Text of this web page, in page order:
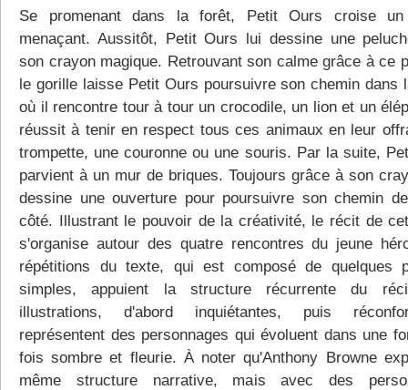
Se promenant dans la forêt, Petit Ours croise un
menaçant. Aussitôt, Petit Ours lui dessine une
son crayon magique. Retrouvant son calme grâce à ce
le gorille laisse Petit Ours poursuivre son chemin dans
où il rencontre tour à tour un crocodile, un lion et un
réussit à tenir en respect tous ces animaux en leur
trompette, une couronne ou une souris. Par la suite,
parvient à un mur de briques. Toujours grâce à son
dessine une ouverture pour poursuivre son chemin
côté. Illustrant le pouvoir de la créativité, le récit de
s'organise autour des quatre rencontres du jeune
répétitions du texte, qui est composé de quelques
simples, appuient la structure récurrente du
illustrations, d'abord inquiétantes, puis
représentent des personnages qui évoluent dans une
fois sombre et fleurie. À noter qu'Anthony Browne
même structure narrative, mais avec des